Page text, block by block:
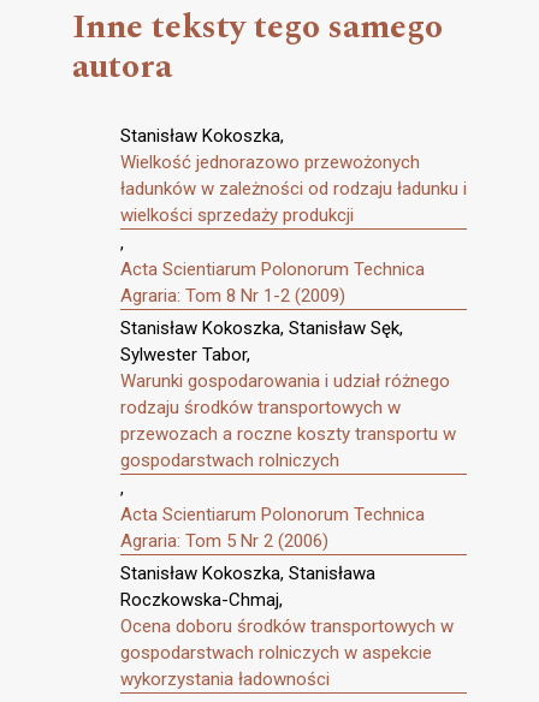
Inne teksty tego samego
autora
Stanisław Kokoszka,
Wielkość jednorazowo przewożonych
ładunków w zależności od rodzaju ładunku i
wielkości sprzedaży produkcji
,
Acta Scientiarum Polonorum Technica
Agraria: Tom 8 Nr 1-2 (2009)
Stanisław Kokoszka, Stanisław Sęk,
Sylwester Tabor,
Warunki gospodarowania i udział różnego
rodzaju środków transportowych w
przewozach a roczne koszty transportu w
gospodarstwach rolniczych
,
Acta Scientiarum Polonorum Technica
Agraria: Tom 5 Nr 2 (2006)
Stanisław Kokoszka, Stanisława
Roczkowska-Chmaj,
Ocena doboru środków transportowych w
gospodarstwach rolniczych w aspekcie
wykorzystania ładowności